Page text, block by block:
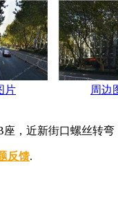
片 周边
座，近新街口螺丝转弯
反馈.